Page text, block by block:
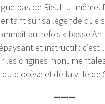
pas de Rieul lui-même.
tant sur sa légende que
autrefois « basse
et instructif : c’est
les origines
du diocèse et de la ville de
———